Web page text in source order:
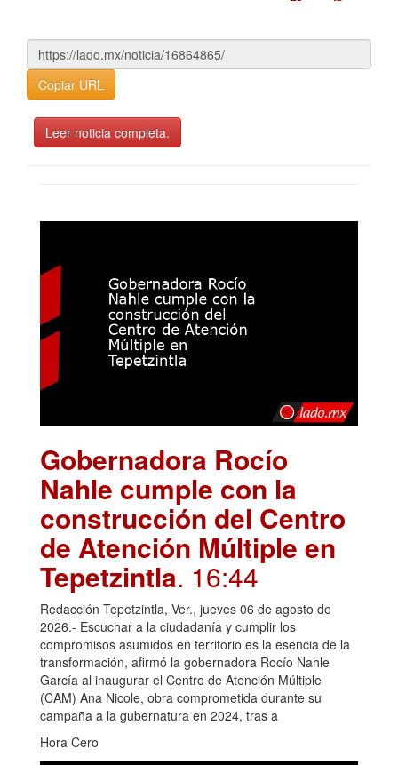
Copiar URL
Leer noticia completa.
Gobernadora Rocío
Nahle cumple con la
construcción del Centro
de Atención Múltiple en
Tepetzintla. 16:44
Redacción Tepetzintla, Ver., jueves 06 de agosto de
2026.- Escuchar a la ciudadanía y cumplir los
compromisos asumidos en territorio es la esencia de la
transformación, afirmó la gobernadora Rocío Nahle
García al inaugurar el Centro de Atención Múltiple
(CAM) Ana Nicole, obra comprometida durante su
campaña a la gubernatura en 2024, tras a
Hora Cero